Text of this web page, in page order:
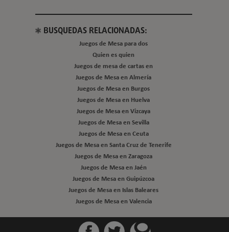
BUSQUEDAS RELACIONADAS:
Juegos de Mesa para dos
Quien es quien
Juegos de mesa de cartas en
Juegos de Mesa en Almería
Juegos de Mesa en Burgos
Juegos de Mesa en Huelva
Juegos de Mesa en Vizcaya
Juegos de Mesa en Sevilla
Juegos de Mesa en Ceuta
Juegos de Mesa en Santa Cruz de Tenerife
Juegos de Mesa en Zaragoza
Juegos de Mesa en Jaén
Juegos de Mesa en Guipúzcoa
Juegos de Mesa en Islas Baleares
Juegos de Mesa en Valencia